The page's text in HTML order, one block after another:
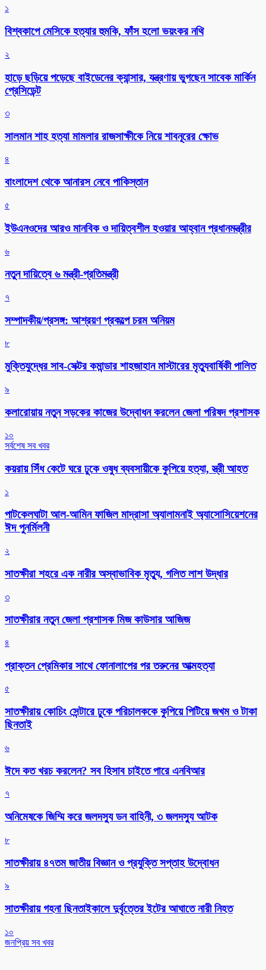
১
বিশ্বকাপে মেসিকে হত্যার হুমকি, ফাঁস হলো ভয়ংকর নথি
২
হাড়ে ছড়িয়ে পড়েছে বাইডেনের ক্যান্সার, যন্ত্রণায় ভুগছেন সাবেক মার্কিন
প্রেসিডেন্ট
৩
সালমান শাহ হত্যা মামলার রাজসাক্ষীকে নিয়ে শাবনূরের ক্ষোভ
৪
বাংলাদেশ থেকে আনারস নেবে পাকিস্তান
৫
ইউএনওদের আরও মানবিক ও দায়িত্বশীল হওয়ার আহ্বান প্রধানমন্ত্রীর
৬
নতুন দায়িত্বে ৬ মন্ত্রী-প্রতিমন্ত্রী
৭
সম্পাদকীয়/প্রসঙ্গ: আশ্রয়ণ প্রকল্পে চরম অনিয়ম
৮
মুক্তিযুদ্ধের সাব-সেক্টর কমান্ডার শাহজাহান মাস্টারের মৃত্যুবার্ষিকী পালিত
৯
কলারোয়ায় নতুন সড়কের কাজের উদ্বোধন করলেন জেলা পরিষদ প্রশাসক
১০
সর্বশেষ সব খবর
কয়রায় সিঁধ কেটে ঘরে ঢুকে ওষুধ ব্যবসায়ীকে কুপিয়ে হত্যা, স্ত্রী আহত
১
পাটকেলঘাটা আল-আমিন ফাজিল মাদ্রাসা অ্যালামনাই অ্যাসোসিয়েশনের
ঈদ পুনর্মিলনী
২
সাতক্ষীরা শহরে এক নারীর অস্বাভাবিক মৃত্যু, গলিত লাশ উদ্ধার
৩
সাতক্ষীরার নতুন জেলা প্রশাসক মিজ কাউসার আজিজ
৪
প্রাক্তন প্রেমিকার সাথে ফোনালাপের পর তরুনের আত্মহত্যা
৫
সাতক্ষীরায় কোচিং সেন্টারে ঢুকে পরিচালককে কুপিয়ে পিটিয়ে জখম ও টাকা
ছিনতাই
৬
ঈদে কত খরচ করলেন? সব হিসাব চাইতে পারে এনবিআর
৭
অনিমেষকে জিম্মি করে জলদস্যু ডন বাহিনী, ৩ জলদস্যু আটক
৮
সাতক্ষীরায় ৪৭তম জাতীয় বিজ্ঞান ও প্রযুক্তি সপ্তাহ উদ্বোধন
৯
সাতক্ষীরায় গহনা ছিনতাইকালে দুর্বৃত্তের ইটের আঘাতে নারী নিহত
১০
জনপ্রিয় সব খবর